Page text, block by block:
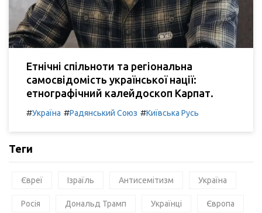
Етнічні спільноти та регіональна
самосвідомість української нації:
етнографічний калейдоскоп Карпат.
#Україна #Радянський Союз #Київська Русь
Теги
Євреї Ізраїль Антисемітизм Україна
Росія Дональд Трамп Українці Європа